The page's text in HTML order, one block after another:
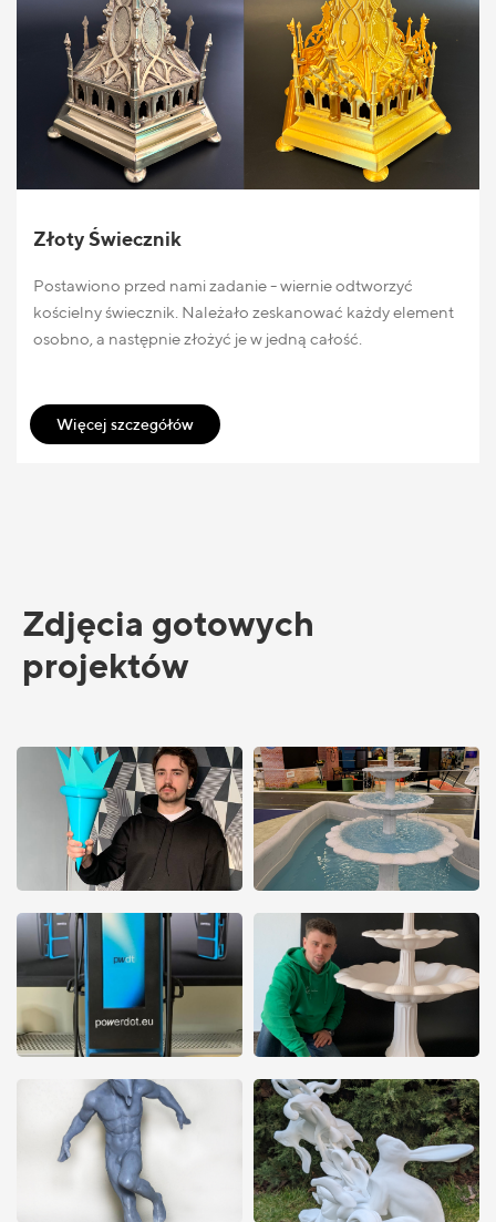
Złoty Świecznik
Postawiono przed nami zadanie - wiernie odtworzyć
kościelny świecznik. Należało zeskanować każdy element
osobno, a następnie złożyć je w jedną całość.
Więcej szczegółów
Zdjęcia gotowych
projektów